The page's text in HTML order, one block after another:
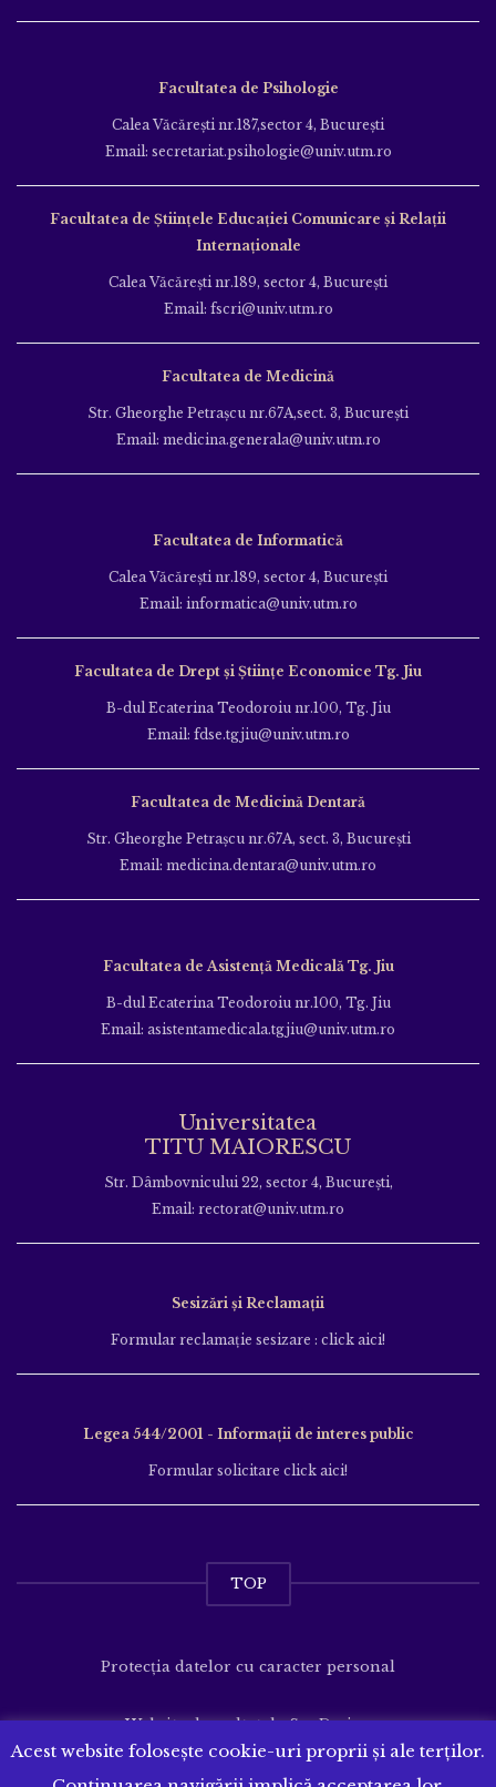
Facultatea de Psihologie
Calea Văcăreşti nr.187,sector 4, Bucureşti
Email: secretariat.psihologie@univ.utm.ro
Facultatea de Ştiinţele Educației Comunicare și Relații
Internaționale
Calea Văcăreşti nr.189, sector 4, Bucureşti
Email: fscri@univ.utm.ro
Facultatea de Medicină
Str. Gheorghe Petraşcu nr.67A,sect. 3, Bucureşti
Email: medicina.generala@univ.utm.ro
Facultatea de Informatică
Calea Văcăreşti nr.189, sector 4, Bucureşti
Email: informatica@univ.utm.ro
Facultatea de Drept și Științe Economice Tg. Jiu
B-dul Ecaterina Teodoroiu nr.100, Tg. Jiu
Email: fdse.tgjiu@univ.utm.ro
Facultatea de Medicină Dentară
Str. Gheorghe Petraşcu nr.67A, sect. 3, Bucureşti
Email: medicina.dentara@univ.utm.ro
Facultatea de Asistență Medicală Tg. Jiu
B-dul Ecaterina Teodoroiu nr.100, Tg. Jiu
Email: asistentamedicala.tgjiu@univ.utm.ro
Universitatea
TITU MAIORESCU
Str. Dâmbovnicului 22, sector 4, București,
Email: rectorat@univ.utm.ro
Sesizări și Reclamații
Formular reclamație sesizare : click aici!
Legea 544/2001 - Informații de interes public
Formular solicitare click aici!
TOP
Protecția datelor cu caracter personal
Website dezvoltat deSenDesign
Acest website folosește cookie-uri proprii și ale terților.